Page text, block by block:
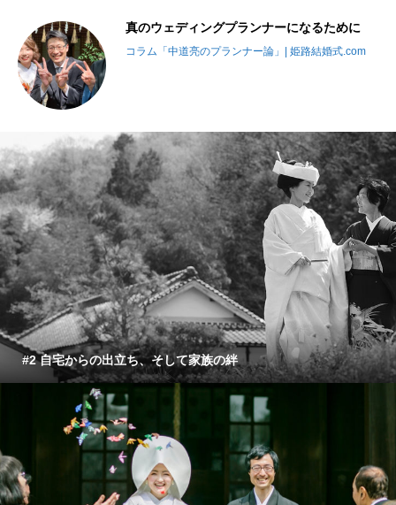
真のウェディングプランナーになるために
コラム「中道亮のプランナー論」| 姫路結婚式.com
#2 自宅からの出立ち、そして家族の絆